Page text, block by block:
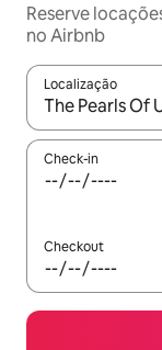
Reserve
no Airbnb
Localização
Quando os
Check-in
Checkout